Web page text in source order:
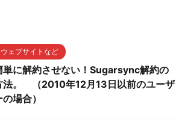
ウェブサイトなど
単に解約させない！Sugarsync解約の
法。 （2010年12月13日以前のユーザ
の場合）